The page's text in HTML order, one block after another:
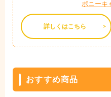
ポニーキ
詳しくはこちら
おすすめ商品